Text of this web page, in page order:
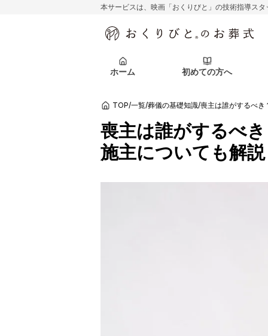
本サービスは、映画「おくりびと」の技術指導ス
ホーム 初めての方へ
アフターサポ
北海道エリア 札幌市
初めての方へ 初めての方へ
会社を知る スタッフ一覧
関東エリア 東京都
北海道エリア 札幌市
お客様の声 ご葬儀事例
葬儀の知識 葬儀の知識
TOP/一覧/葬儀の基礎知識/喪主は誰がするべき
喪主は誰がするべ
施主についても解説